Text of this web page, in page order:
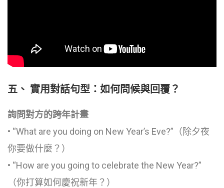
五、 實用對話句型：如何問候與回覆？
詢問對方的跨年計畫
• “What are you doing on New Year’s Eve?”（除夕夜
你要做什麼？）
• “How are you going to celebrate the New Year?”
（你打算如何慶祝新年？）